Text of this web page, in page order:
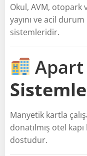
Okul, AVM, otopark
yayını ve acil
sistemleridir.
Apart
Manyetik kartla
donatılmış otel
dostudur.